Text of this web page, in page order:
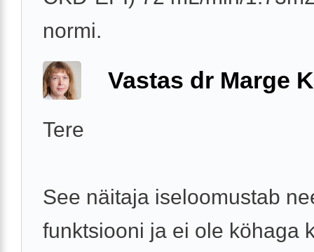
normi.
Vastas dr Marge
Tere
See näitaja iseloomustab
funktsiooni ja ei ole köhaga